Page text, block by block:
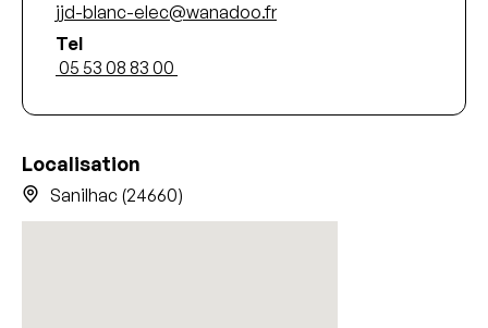
jjd-blanc-elec@wanadoo.fr
Tel
05 53 08 83 00
Localisation
Sanilhac (24660)